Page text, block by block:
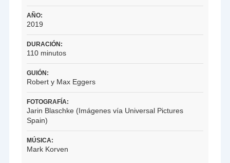
AÑO:
2019
DURACIÓN:
110 minutos
GUIÓN:
Robert y Max Eggers
FOTOGRAFÍA:
Jarin Blaschke (Imágenes vía Universal Pictures
Spain)
MÚSICA:
Mark Korven